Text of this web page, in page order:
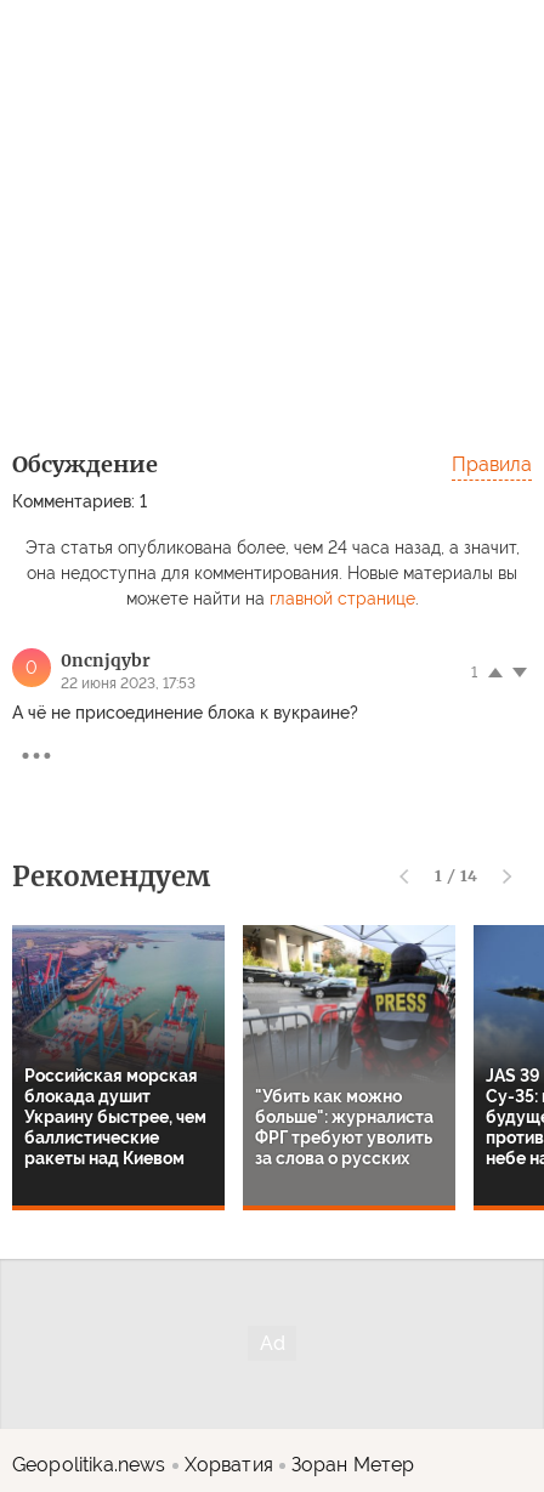
Обсуждение
Комментариев: 1
Правила
Эта статья опубликована более, чем 24 часа назад, а значит,
она недоступна для комментирования. Новые материалы вы
можете найти на главной странице.
0 0ncnjqybr
22 июня 2023, 17:53
1
А чё не присоединение блока к вукраине?
Рекомендуем 1 / 14
Российская морская
блокада душит
Украину быстрее, чем
баллистические
ракеты над Киевом
"Убить как можно
больше": журналиста
ФРГ требуют уволить
за слова о русских
JAS
Су-35:
небе
Geopolitika.news Хорватия Зоран Метер